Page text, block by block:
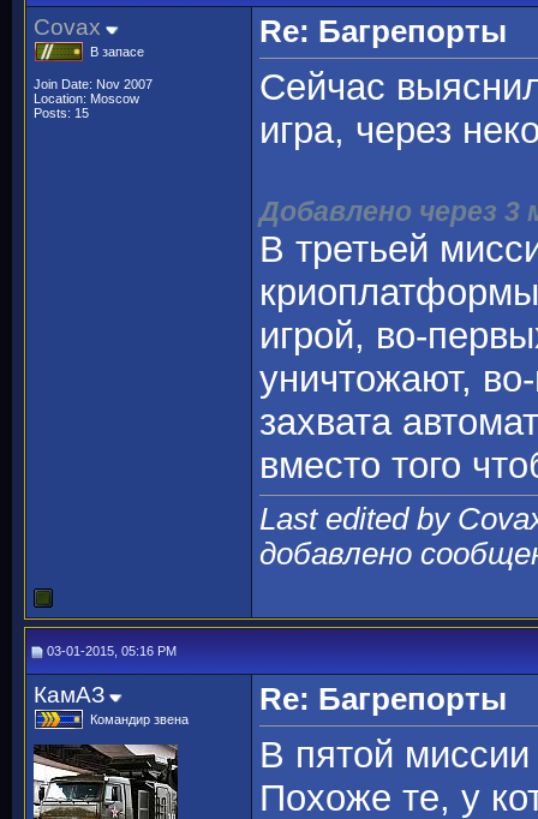
Covax
В запасе
Join Date: Nov 2007
Location: Moscow
Posts: 15
Re: Багрепорты
Сейчас
игра, через
Добавлено через
В третьей
игрой, во-
уничтожают,
захвата
вместо того
Last edited by
добавлено
03-01-2015, 05:16 PM
КамАЗ
Командир звена
Re: Багрепорты
В пятой
Похоже те, у